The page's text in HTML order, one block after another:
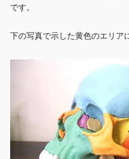
です。
下の写真で示した黄色のエリア